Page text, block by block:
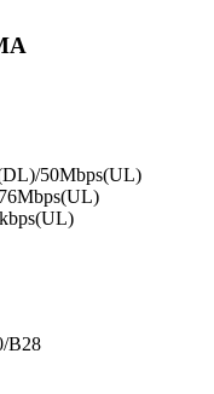
50Mbps(UL)
B28